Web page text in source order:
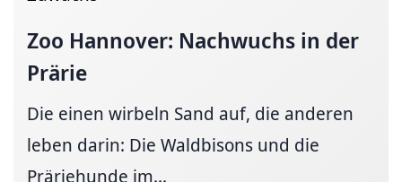
Zoo Hannover: Nachwuchs in der
Prärie
Die einen wirbeln Sand auf, die anderen
leben darin: Die Waldbisons und die
Präriehunde im...